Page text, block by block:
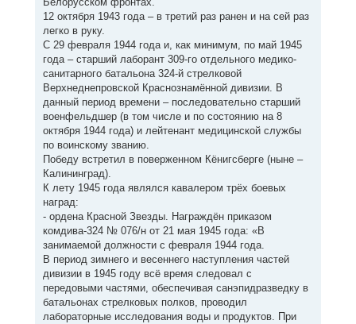
12 октября 1943 года – в третий раз ранен и на сей раз
легко в руку.
С 29 февраля 1944 года и, как минимум, по май 1945
года – старший лаборант 309-го отдельного медико-
санитарного батальона 324-й стрелковой
Верхнеднепровской Краснознамённой дивизии. В
данный период времени – последовательно старший
военфельдшер (в том числе и по состоянию на 8
октября 1944 года) и лейтенант медицинской службы
по воинскому званию.
Победу встретил в поверженном Кёнигсберге (ныне –
Калининград).
К лету 1945 года являлся кавалером трёх боевых
наград:
- ордена Красной Звезды. Награждён приказом
комдива-324 № 076/н от 21 мая 1945 года: «В
занимаемой должности с февраля 1944 года.
В период зимнего и весеннего наступления частей
дивизии в 1945 году всё время следовал с
передовыми частями, обеспечивая санэпидразведку в
батальонах стрелковых полков, проводил
лабораторные исследования воды и продуктов. При